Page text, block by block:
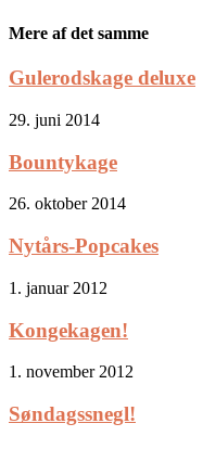
Mere af det samme
Gulerodskage deluxe
29. juni 2014
Bountykage
26. oktober 2014
Nytårs-Popcakes
1. januar 2012
Kongekagen!
1. november 2012
Søndagssnegl!